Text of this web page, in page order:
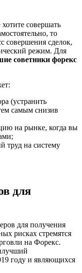
совершать
то
совершения сделок,
режим. Для
советники форекс
(устранить
самым снизив
на рынке, когда вы
труд на систему
для
для получения
рисках стремятся
на Форекс.
году и являющихся